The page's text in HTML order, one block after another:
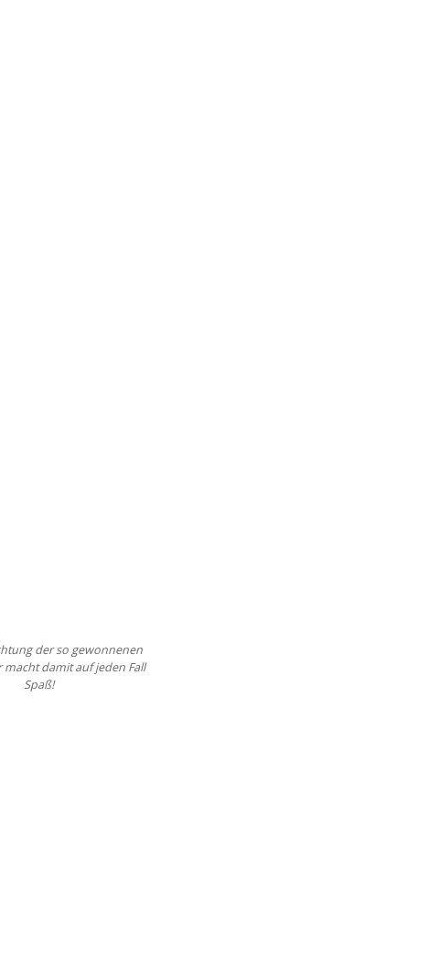
der so gewonnenen
damit auf jeden Fall
Spaß!